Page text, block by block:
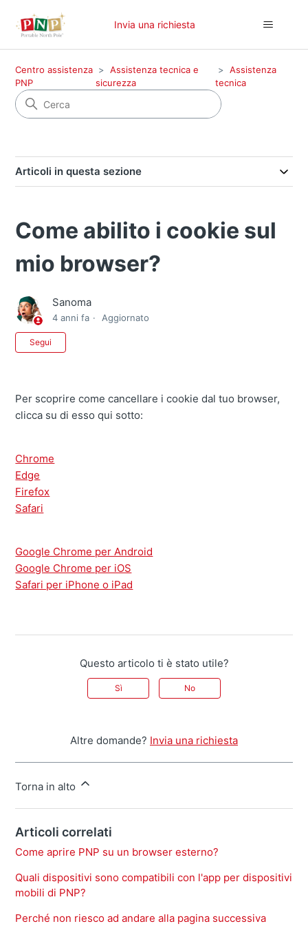
Invia una richiesta
Centro assistenza
PNP
Assistenza tecnica e
sicurezza
Assistenza
tecnica
Articoli in questa sezione
Come abilito i cookie sul
mio browser?
Sanoma
4 anni fa Aggiornato
Segui
Per scoprire come cancellare i cookie dal tuo browser,
clicca su di esso qui sotto:
Chrome
Edge
Firefox
Safari
Google Chrome per Android
Google Chrome per iOS
Safari per iPhone o iPad
Questo articolo ti è stato utile?
Sì No
Altre domande? Invia una richiesta
Torna in alto
Articoli correlati
Come aprire PNP su un browser esterno?
Quali dispositivi sono compatibili con l'app per dispositivi
mobili di PNP?
Perché non riesco ad andare alla pagina successiva